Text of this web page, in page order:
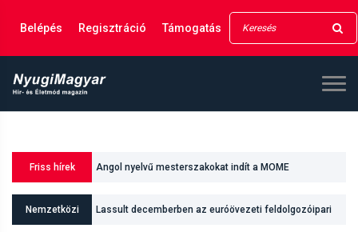
Belépés Regisztráció Támogatás
Friss hírek Angol nyelvű mesterszakokat indít a MOME
Nemzetközi Lassult decemberben az euróövezeti feldolgozóipari